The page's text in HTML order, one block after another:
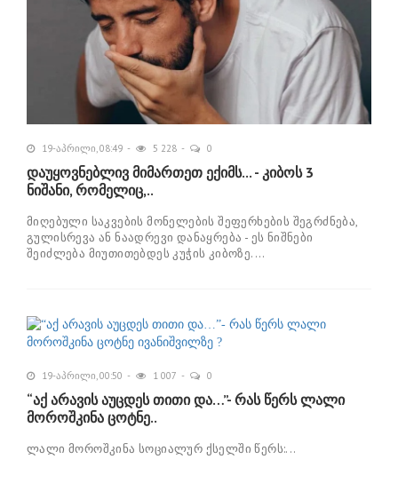
19-აპრილი, 08:49 5 228 0
დაუყოვნებლივ მიმართეთ ექიმს... - კიბოს 3
ნიშანი, რომელიც,..
მიღებული საკვების მონელების შეფერხების შეგრძნება,
გულისრევა ან ნაადრევი დანაყრება - ეს ნიშნები
შეიძლება მიუთითებდეს კუჭის კიბოზე....
19-აპრილი, 00:50 1 007 0
“აქ არავის აუცდეს თითი და…”- რას წერს ლალი
მოროშკინა ცოტნე..
ლალი მოროშკინა სოციალურ ქსელში წერს:...